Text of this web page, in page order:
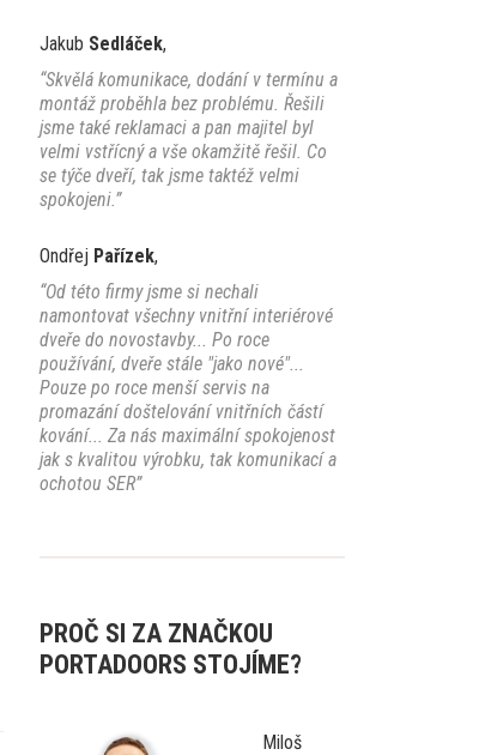
Jakub Sedláček,
“Skvělá komunikace, dodání v termínu a
montáž proběhla bez problému. Řešili
jsme také reklamaci a pan majitel byl
velmi vstřícný a vše okamžitě řešil. Co
se týče dveří, tak jsme taktéž velmi
spokojeni.”
Ondřej Pařízek,
“Od této firmy jsme si nechali
namontovat všechny vnitřní interiérové
dveře do novostavby... Po roce
používání, dveře stále "jako nové"...
Pouze po roce menší servis na
promazání doštelování vnitřních částí
kování... Za nás maximální spokojenost
jak s kvalitou výrobku, tak komunikací a
ochotou SER”
PROČ SI ZA ZNAČKOU
PORTADOORS STOJÍME?
Miloš